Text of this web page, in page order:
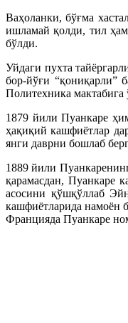
Ваҳоланки, бўғма
ишламай қолди, тил
бўлди.
Уйдаги пухта
бор-йўғи “қониқарли”
Политехника
1879 йили Пуанкаре
ҳақиқий кашфиётлар
янги даврни бошлаб
1889 йили
қарамасдан, Пуанкаре
асосини қўшқўллаб
кашфиётларида намоён
Францияда Пуанкаре